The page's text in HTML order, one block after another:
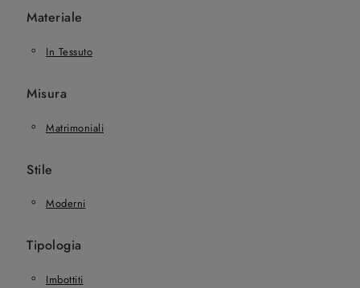
Materiale
In Tessuto
Misura
Matrimoniali
Stile
Moderni
Tipologia
Imbottiti